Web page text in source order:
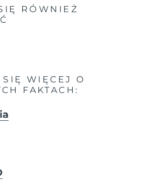
RÓWNIEŻ
WIĘCEJ O
FAKTACH: